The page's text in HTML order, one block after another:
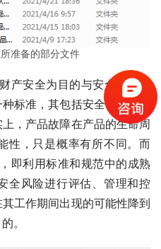
准备的部分文件
安全为目的与安全相关的
标准，其包括安全保护系统
，产品故障在产品的生命周
性，只是概率有所不同。而
即利用标准和规范中的成熟
全风险进行评估、管理和控
工作期间出现的可能性降到
。